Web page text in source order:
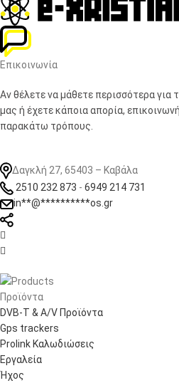
Επικοινωνία
Αν θέλετε να μάθετε περισσότερα για
μας ή έχετε κάποια απορία,
παρακάτω τρόπους.
Δαγκλή 27, 65403 – Καβάλα
2510 232 873 - 6949 214 731
in**@**********os.gr


Προϊόντα
DVB-T & A/V Προϊόντα
Gps trackers
Prolink Καλωδιώσεις
Εργαλεία
Ήχος